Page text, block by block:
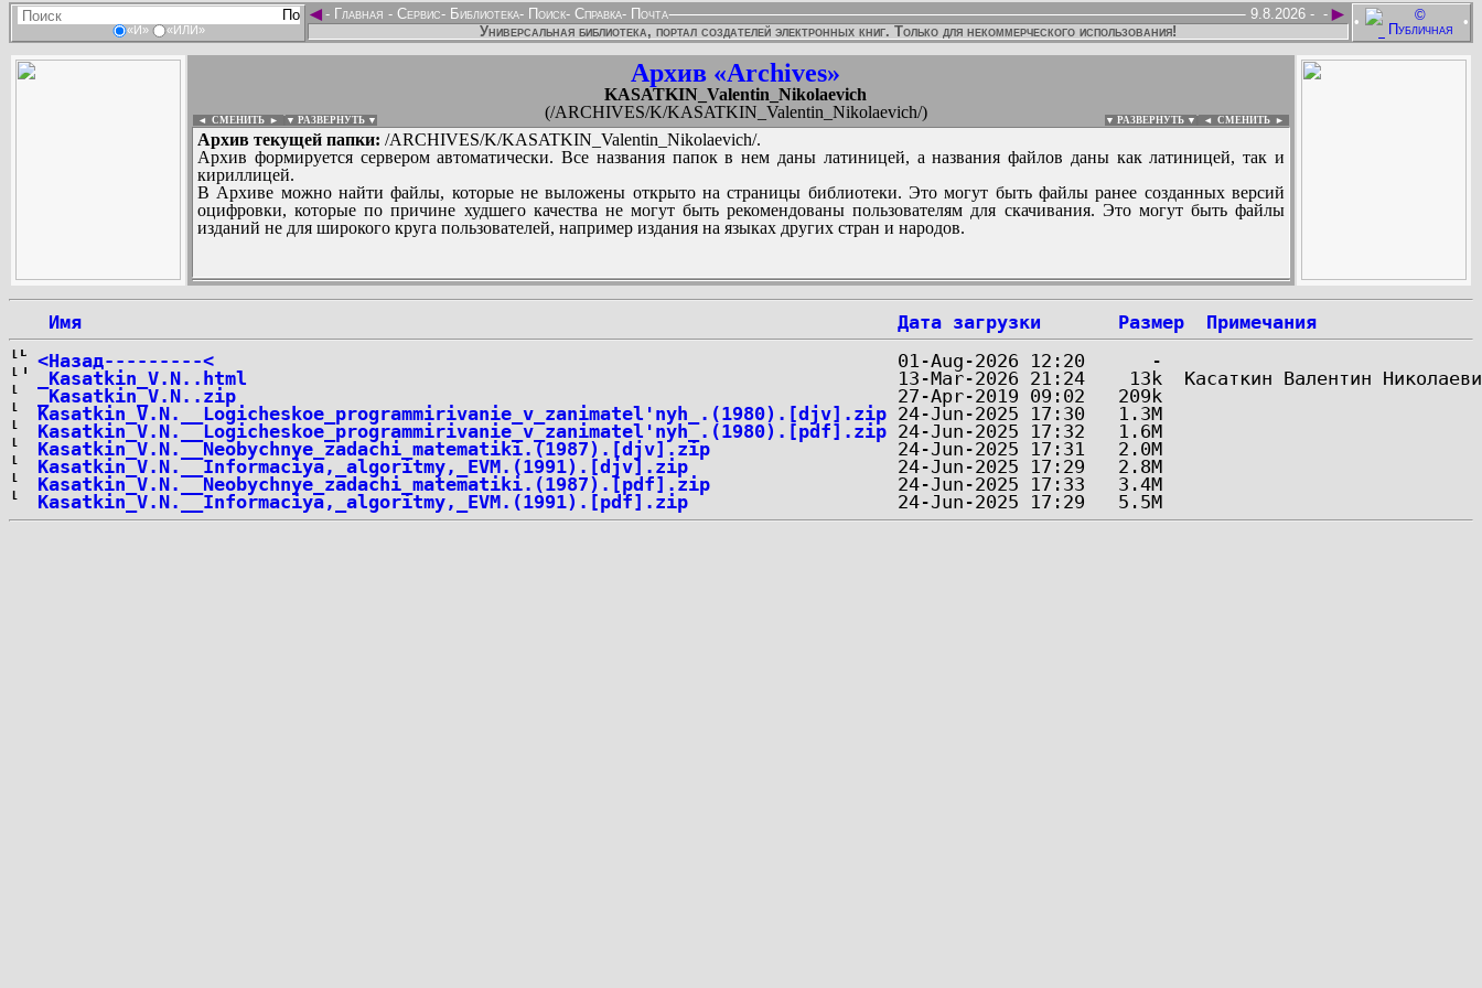
«И» «ИЛИ»
• •
◄ ►
- Главная - Сервис- Библиотека- Поиск- Справка- Почта -
9.8.2026 -
Универсальная библиотека, портал создателей электронных книг. Только для некоммерческого использования!
Архив «Archives»
KASATKIN_Valentin_Nikolaevich
(/ARCHIVES/K/KASATKIN_Valentin_Nikolaevich/)
◄ СМЕНИТЬ ► ▼ РАЗВЕРНУТЬ ▼ ▼ РАЗВЕРНУТЬ ▼ ◄ СМЕНИТЬ ►
Архив текущей папки: /ARCHIVES/K/KASATKIN_Valentin_Nikolaevich/.
Архив формируется сервером автоматически. Все названия папок в нем даны латиницей, а названия файлов даны как латиницей, так и
кириллицей.
В Архиве можно найти файлы, которые не выложены открыто на страницы библиотеки. Это могут быть файлы ранее созданных версий
оцифровки, которые по причине худшего качества не могут быть рекомендованы пользователям для скачивания. Это могут быть файлы
изданий не для широкого круга пользователей, например издания на языках других стран и народов.
:
...
Имя Дата загрузки Размер
Примечания
<Назад---------<
_Kasatkin_V.N..html
_Kasatkin_V.N..zip
Kasatkin_V.N.__Logicheskoe_programmirivanie_v_zanimatel'nyh_.(1980).[djv].zip
Kasatkin_V.N.__Logicheskoe_programmirivanie_v_zanimatel'nyh_.(1980).[pdf].zip
Kasatkin_V.N.__Neobychnye_zadachi_matematiki.(1987).[djv].zip
Kasatkin_V.N.__Informaciya,_algoritmy,_EVM.(1991).[djv].zip
Kasatkin_V.N.__Neobychnye_zadachi_matematiki.(1987).[pdf].zip
Kasatkin_V.N.__Informaciya,_algoritmy,_EVM.(1991).[pdf].zip